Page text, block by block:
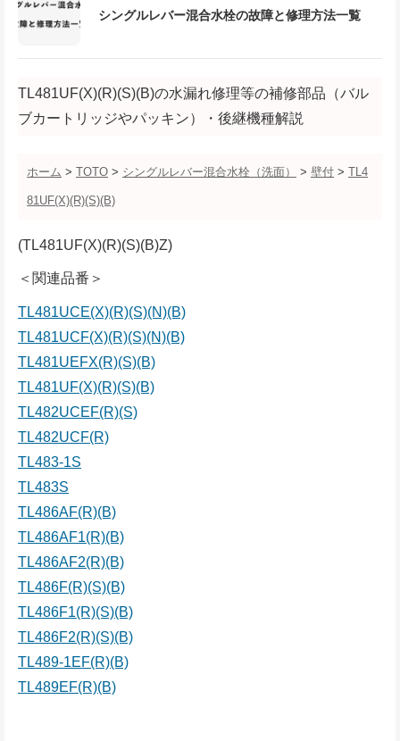
シングルレバー混合水栓の故障と修理方法一覧
TL481UF(X)(R)(S)(B)の水漏れ修理等の補修部品（バル
ブカートリッジやパッキン）・後継機種解説
ホーム > TOTO > シングルレバー混合水栓（洗面） > 壁付 > TL4
81UF(X)(R)(S)(B)
(TL481UF(X)(R)(S)(B)Z)
＜関連品番＞
TL481UCE(X)(R)(S)(N)(B)
TL481UCF(X)(R)(S)(N)(B)
TL481UEFX(R)(S)(B)
TL481UF(X)(R)(S)(B)
TL482UCEF(R)(S)
TL482UCF(R)
TL483-1S
TL483S
TL486AF(R)(B)
TL486AF1(R)(B)
TL486AF2(R)(B)
TL486F(R)(S)(B)
TL486F1(R)(S)(B)
TL486F2(R)(S)(B)
TL489-1EF(R)(B)
TL489EF(R)(B)